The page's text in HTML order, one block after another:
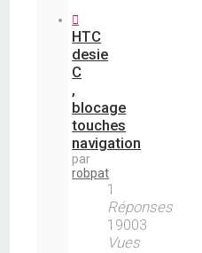
HTC
desie
C
,
blocage
touches
navigation
par
robpat
1
Réponses
19003
Vues